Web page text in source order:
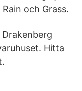
och Grass.
Hitta